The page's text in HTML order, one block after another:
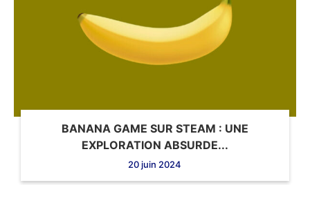
BANANA GAME SUR STEAM : UNE
EXPLORATION ABSURDE...
20 juin 2024